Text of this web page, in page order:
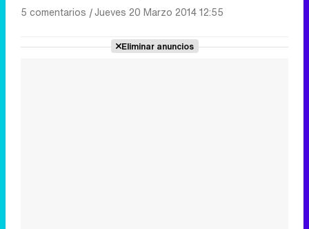
5 comentarios |Jueves 20 Marzo 2014 12:55
Eliminar anuncios